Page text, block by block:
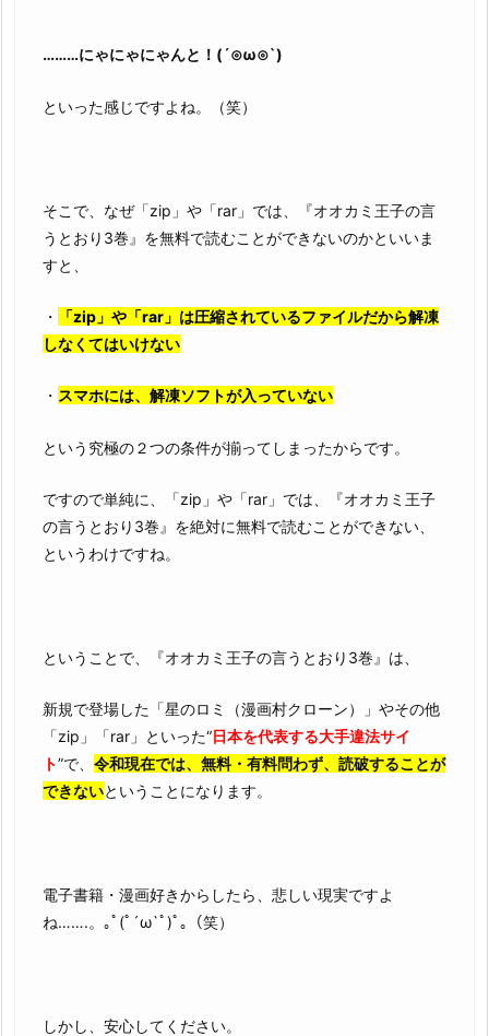
………にゃにゃにゃんと！(´⊙ω⊙`)
といった感じですよね。（笑）
そこで、なぜ「zip」や「rar」では、『オオカミ王子の言
うとおり3巻』を無料で読むことができないのかといいま
すと、
・
「zip」や「rar」は圧縮されているファイルだから解凍
しなくてはいけない
・ スマホには、解凍ソフトが入っていない
という究極の２つの条件が揃ってしまったからです。
ですので単純に、「zip」や「rar」では、『オオカミ王子
の言うとおり3巻』を絶対に無料で読むことができない、
というわけですね。
ということで、『オオカミ王子の言うとおり3巻』は、
新規で登場した「星のロミ（漫画村クローン）」やその他
「zip」「rar」といった“日本を代表する大手違法サイ
ト”で、 令和現在では、無料・有料問わず、読破することが
できないということになります。
電子書籍・漫画好きからしたら、悲しい現実ですよ
ね…….。｡ﾟ(ﾟ´ω`ﾟ)ﾟ｡（笑）
しかし、安心してください。